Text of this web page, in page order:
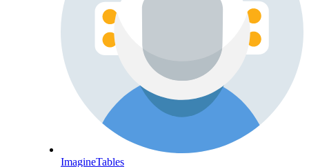
ImagineTables